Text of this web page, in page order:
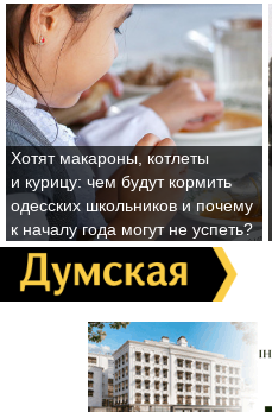
Хотят макароны, котлеты
и курицу: чем будут кормить
одесских школьников и почему
к началу года могут не успеть?